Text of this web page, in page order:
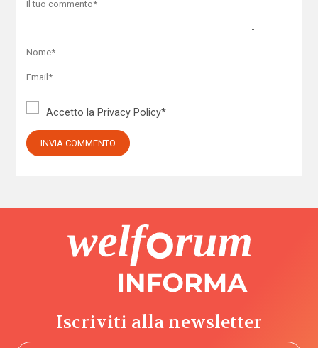
Accetto la Privacy Policy*
Iscriviti alla newsletter